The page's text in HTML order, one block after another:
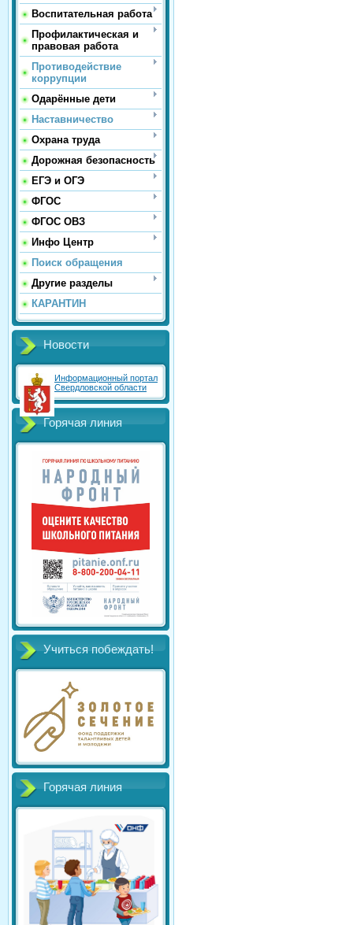
Воспитательная работа
Профилактическая и
правовая работа
Противодействие
коррупции
Одарённые дети
Наставничество
Охрана труда
Дорожная безопасность
ЕГЭ и ОГЭ
ФГОС
ФГОС ОВЗ
Инфо Центр
Поиск обращения
Другие разделы
КАРАНТИН
Новости
Информационный портал
Свердловской области
Горячая линия
Учиться побеждать!
Горячая линия